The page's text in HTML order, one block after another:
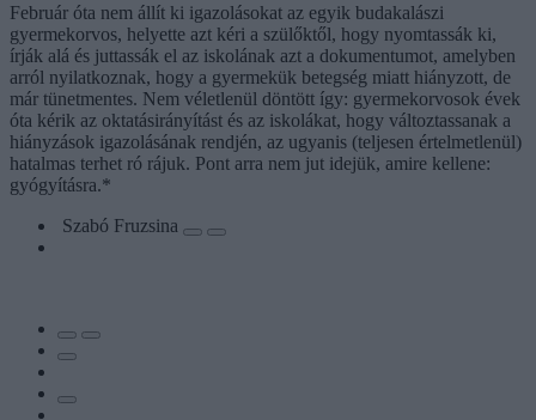
Február óta nem állít ki igazolásokat az egyik budakalászi
gyermekorvos, helyette azt kéri a szülőktől, hogy nyomtassák ki,
írják alá és juttassák el az iskolának azt a dokumentumot, amelyben
arról nyilatkoznak, hogy a gyermekük betegség miatt hiányzott, de
már tünetmentes. Nem véletlenül döntött így: gyermekorvosok évek
óta kérik az oktatásirányítást és az iskolákat, hogy változtassanak a
hiányzások igazolásának rendjén, az ugyanis (teljesen értelmetlenül)
hatalmas terhet ró rájuk. Pont arra nem jut idejük, amire kellene:
gyógyításra.*
Szabó Fruzsina